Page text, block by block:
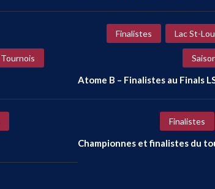
Tournois
Finalistes Lac St-
Atome B – Finalistes au Finals
Finalistes
Championnes et finalistes du